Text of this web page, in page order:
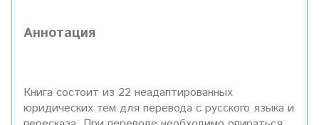
Аннотация
Книга состоит из 22 неадаптированных
юридических тем для перевода с русского языка и